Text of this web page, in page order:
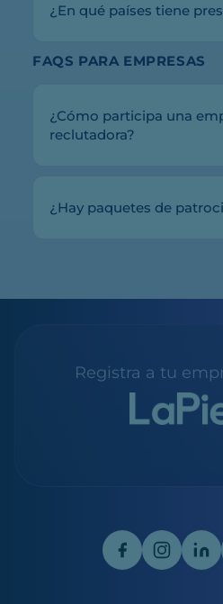
¿En qué países tiene
FAQS PARA EMPRESAS
¿Cómo participa una
reclutadora?
¿Hay paquetes de
Registra a tu